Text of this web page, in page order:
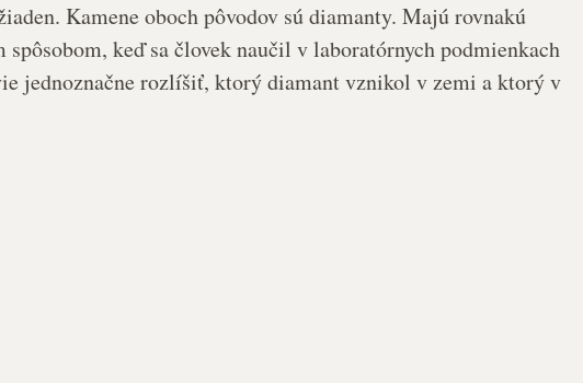
Kamene oboch pôvodov sú diamanty. Majú rovnakú
keď sa človek naučil v laboratórnych podmienkach
jednoznačne rozlíšiť, ktorý diamant vznikol v zemi a ktorý v